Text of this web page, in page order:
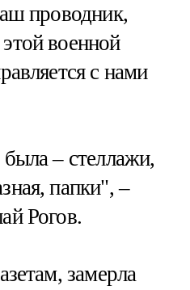
проводник,
военной
с нами
– стеллажи,
папки", –
Рогов.
замерла